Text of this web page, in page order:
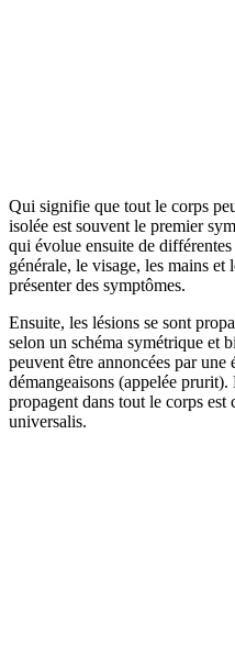
Qui signifie que tout le corps
isolée est souvent le premier
qui évolue ensuite de
générale, le visage, les mains et
présenter des symptômes.
Ensuite, les lésions se sont
selon un schéma symétrique et
peuvent être annoncées par une
démangeaisons (appelée
propagent dans tout le corps
universalis.